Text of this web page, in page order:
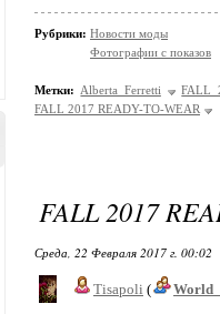
Рубрики: Новости моды
Фотографии с показов
Метки: Alberta Ferretti
FALL
FALL 2017 READY-TO-WEAR
FALL 2017
Среда, 22 Февраля 2017 г. 00:02
Tisapoli (